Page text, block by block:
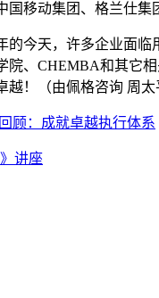
国移动集团、格兰仕
的今天，许多企业面
、CHEMBA和其它
！（由佩格咨询 周太
顾：成就卓越执行体系
讲座